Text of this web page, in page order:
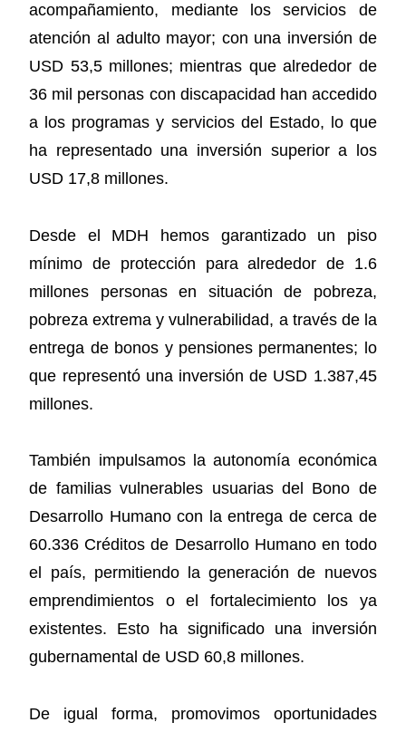
acompañamiento, mediante los servicios de
atención al adulto mayor; con una inversión de
USD 53,5 millones; mientras que alrededor de
36 mil personas con discapacidad han accedido
a los programas y servicios del Estado, lo que
ha representado una inversión superior a los
USD 17,8 millones.
Desde el MDH hemos garantizado un piso
mínimo de protección para alrededor de 1.6
millones personas en situación de pobreza,
pobreza extrema y vulnerabilidad, a través de la
entrega de bonos y pensiones permanentes; lo
que representó una inversión de USD 1.387,45
millones.
También impulsamos la autonomía económica
de familias vulnerables usuarias del Bono de
Desarrollo Humano con la entrega de cerca de
60.336 Créditos de Desarrollo Humano en todo
el país, permitiendo la generación de nuevos
emprendimientos o el fortalecimiento los ya
existentes. Esto ha significado una inversión
gubernamental de USD 60,8 millones.
De igual forma, promovimos oportunidades